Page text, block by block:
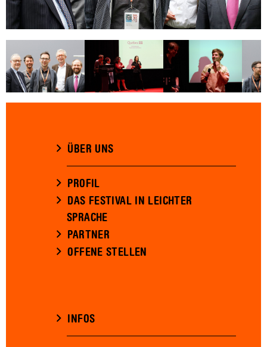
ÜBER UNS
PROFIL
DAS FESTIVAL IN LEICHTER
SPRACHE
PARTNER
OFFENE STELLEN
INFOS